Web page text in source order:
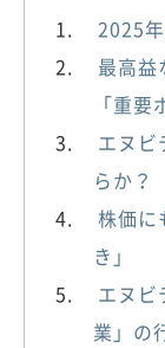
2025
最高益
「重
エヌビ
らか？
株価に
き」
エヌビ
業」の